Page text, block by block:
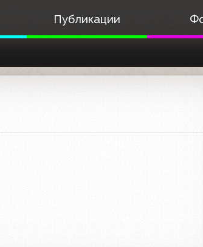
Публикации